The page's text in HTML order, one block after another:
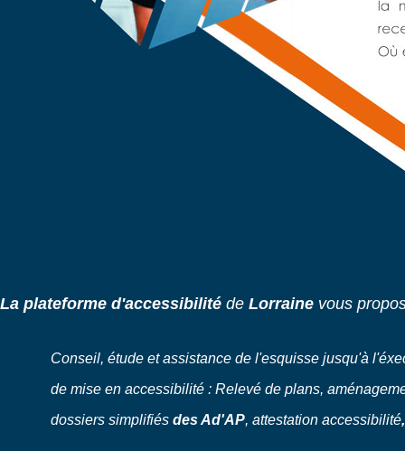
La plateforme d'accessibilité de Lorraine vous
Conseil, étude et assistance de l'esquisse jusqu'à
de mise en accessibilité : Relevé de plans,
dossiers simplifiés des Ad'AP, attestation accessibilité